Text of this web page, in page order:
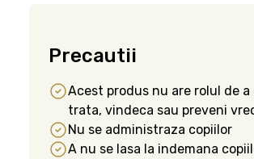
Precautii
Acest produs nu are rolul de
trata, vindeca sau preveni
Nu se administraza copiilor
A nu se lasa la indemana